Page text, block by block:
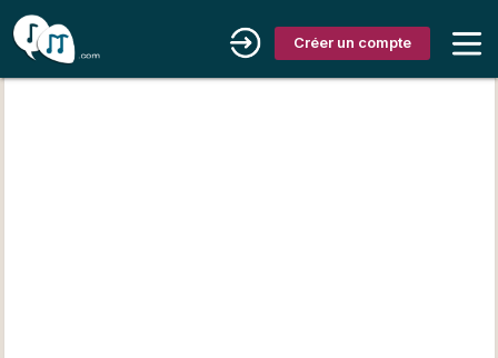
Créer un compte